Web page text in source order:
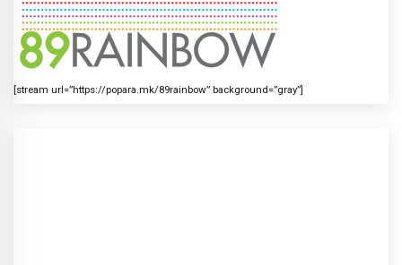
[stream url=”https://popara.mk/89rainbow” background=”gray”]